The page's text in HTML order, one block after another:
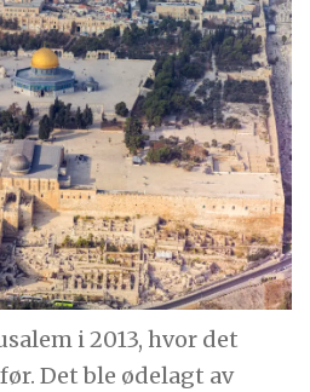
i 2013, hvor det
Det ble ødelagt av